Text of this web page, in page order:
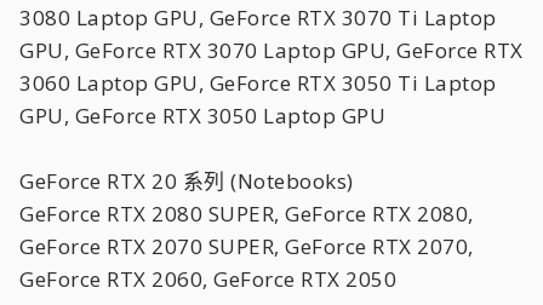
3080 Laptop GPU, GeForce RTX 3070 Ti Laptop
GPU, GeForce RTX 3070 Laptop GPU, GeForce RTX
3060 Laptop GPU, GeForce RTX 3050 Ti Laptop
GPU, GeForce RTX 3050 Laptop GPU
GeForce RTX 20 系列 (Notebooks)
GeForce RTX 2080 SUPER, GeForce RTX 2080,
GeForce RTX 2070 SUPER, GeForce RTX 2070,
GeForce RTX 2060, GeForce RTX 2050